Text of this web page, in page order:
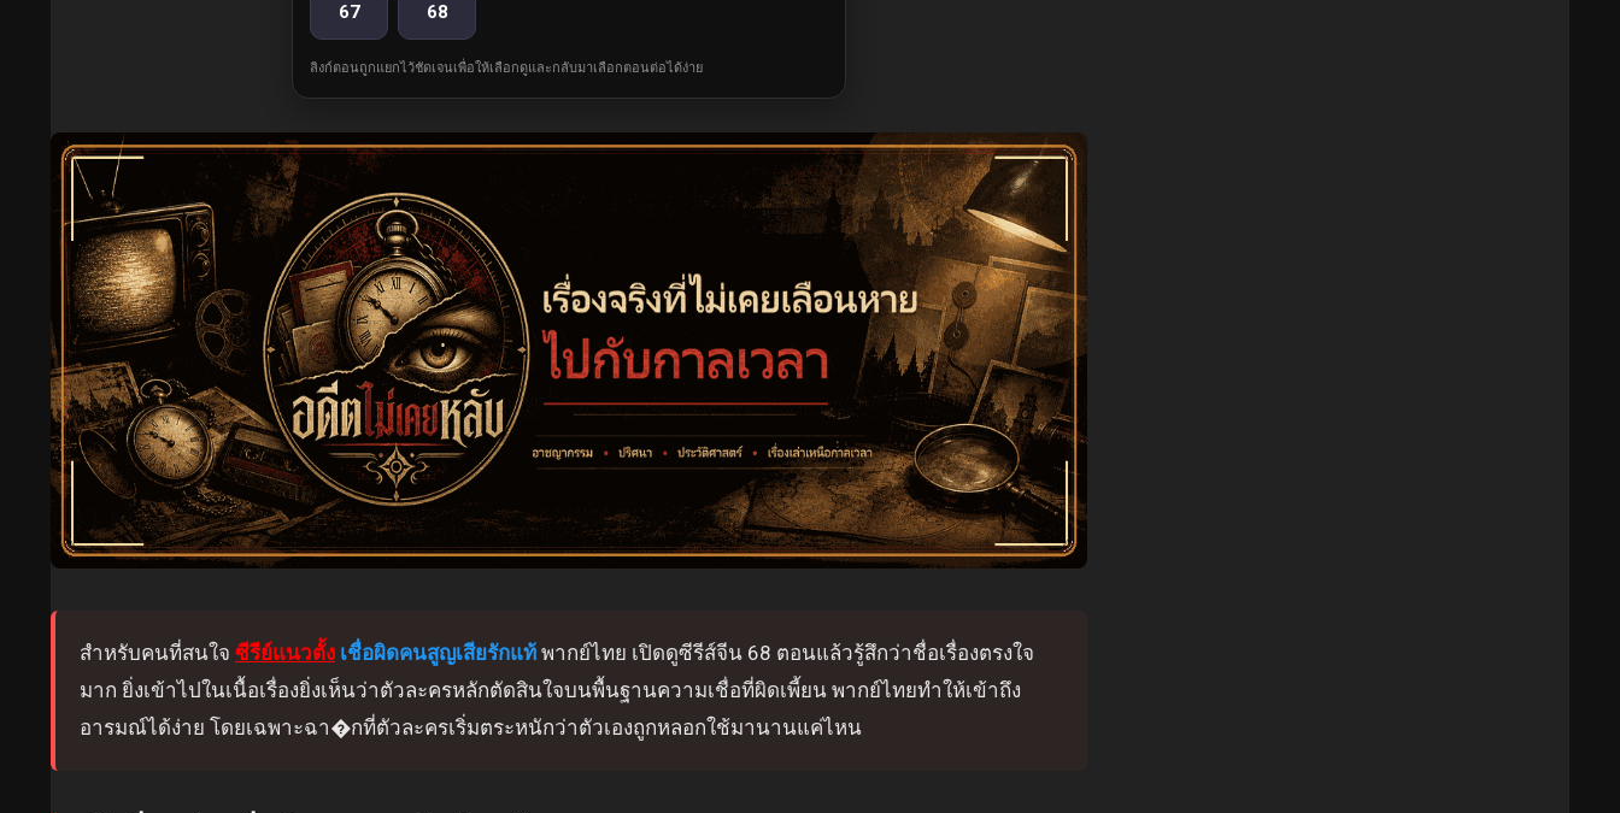
67 68
ลิงก์ตอนถูกแยกไว้ชัดเจนเพื่อให้เลือกดูและกลับมาเลือกตอนต่อได้ง่าย
สำหรับคนที่สนใจ ซีรีย์แนวตั้ง เชื่อผิดคนสูญเสียรักแท้ พากย์ไทย เปิดดูซีรีส์จีน 68 ตอนแล้วรู้สึกว่าชื่อเรื่องตรงใจ
มาก ยิ่งเข้าไปในเนื้อเรื่องยิ่งเห็นว่าตัวละครหลักตัดสินใจบนพื้นฐานความเชื่อที่ผิดเพี้ยน พากย์ไทยทำให้เข้าถึง
อารมณ์ได้ง่าย โดยเฉพาะฉา�กที่ตัวละครเริ่มตระหนักว่าตัวเองถูกหลอกใช้มานานแค่ไหน